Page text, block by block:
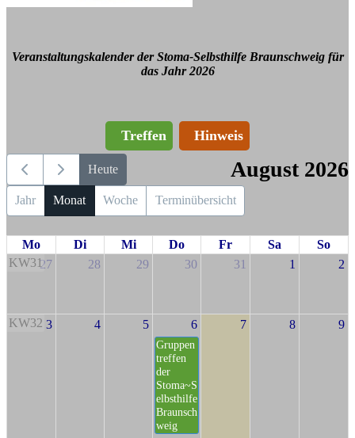
Veranstaltungskalender der Stoma-Selbsthilfe Braunschweig für
das Jahr 2026
Treffen Hinweis
Heute August 2026
Jahr Monat Woche Terminübersicht
Mo Di Mi Do Fr Sa
So
KW3127 28 29 30 31 1 2
KW32 3 4 5 6
Gruppen
treffen
der
Stoma~S
elbsthilfe
Braunsch
weig
7 8 9